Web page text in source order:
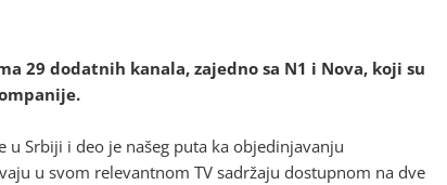
29 dodatnih kanala, zajedno sa N1 i Nova, koji su
u Srbiji i deo je našeg puta ka objedinjavanju
u svom relevantnom TV sadržaju dostupnom na dve